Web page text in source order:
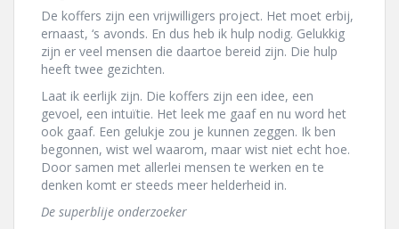
De koffers zijn een vrijwilligers project. Het moet erbij,
ernaast, ‘s avonds. En dus heb ik hulp nodig. Gelukkig
zijn er veel mensen die daartoe bereid zijn. Die hulp
heeft twee gezichten.
Laat ik eerlijk zijn. Die koffers zijn een idee, een
gevoel, een intuïtie. Het leek me gaaf en nu word het
ook gaaf. Een gelukje zou je kunnen zeggen. Ik ben
begonnen, wist wel waarom, maar wist niet echt hoe.
Door samen met allerlei mensen te werken en te
denken komt er steeds meer helderheid in.
De superblije onderzoeker